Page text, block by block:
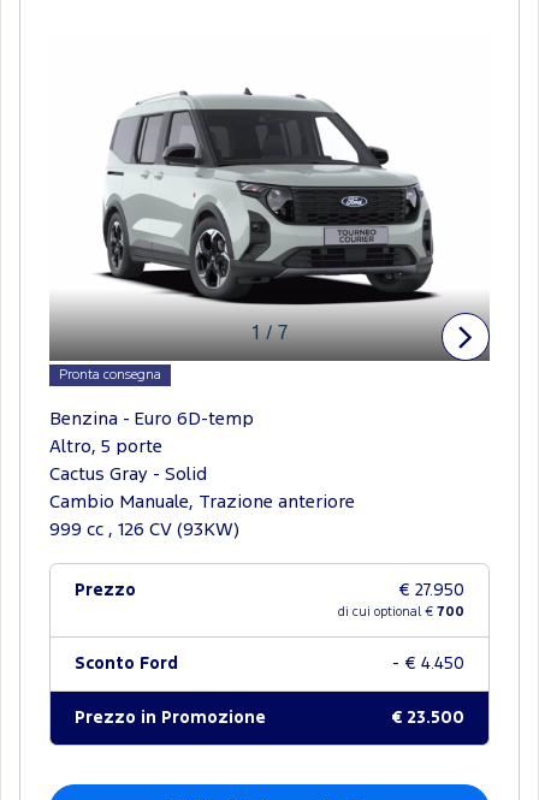
1/7
Pronta consegna
Benzina - Euro 6D-temp
Altro, 5 porte
Cactus Gray - Solid
Cambio Manuale, Trazione anteriore
999 cc , 126 CV (93KW)
Prezzo € 27.950
di cui optional € 700
Sconto Ford - € 4.450
Prezzo in Promozione € 23.500